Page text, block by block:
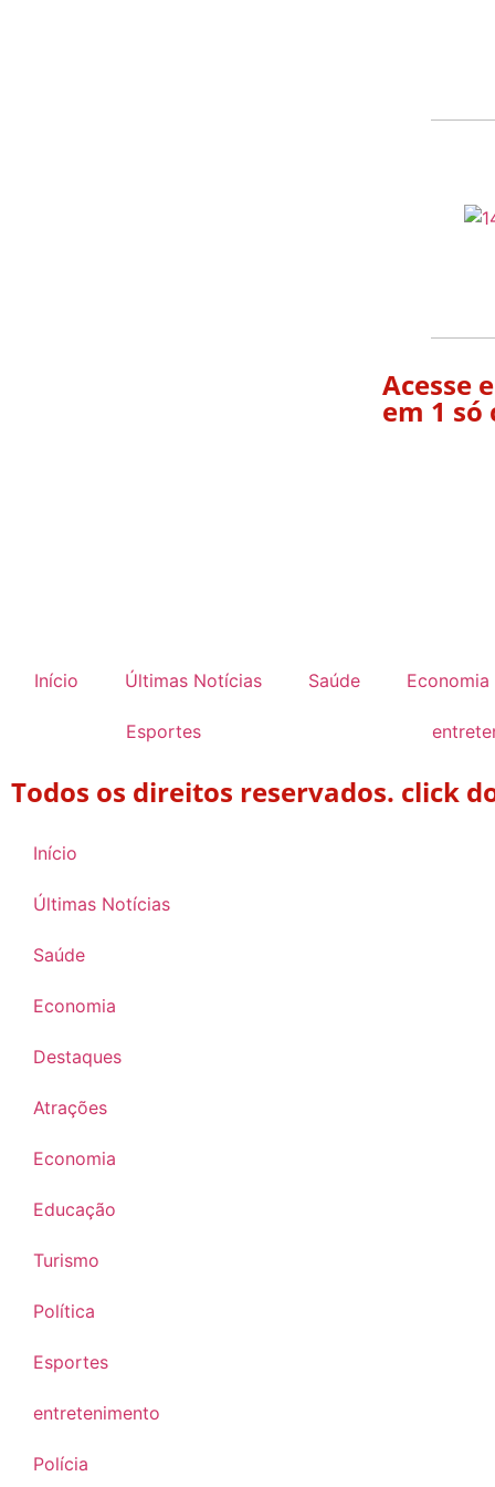
Acesse
em 1 só
Início Últimas Notícias Saúde Economia
Esportes
Todos os direitos reservados. click
Início
Últimas Notícias
Saúde
Economia
Destaques
Atrações
Economia
Educação
Turismo
Política
Esportes
entretenimento
Polícia